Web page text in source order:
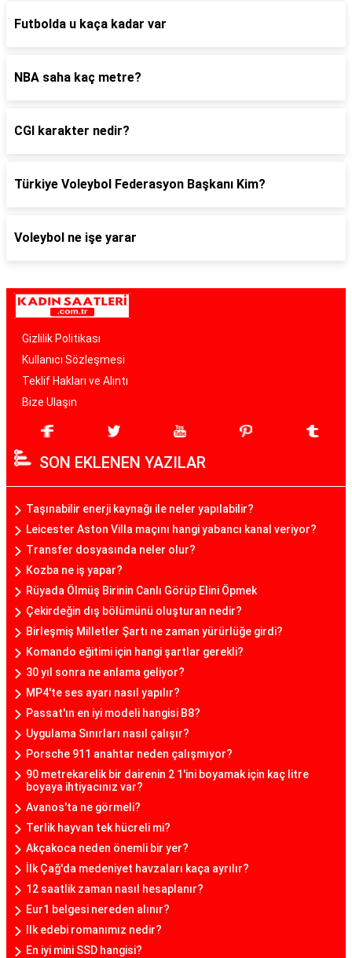
Futbolda u kaça kadar var
NBA saha kaç metre?
CGI karakter nedir?
Türkiye Voleybol Federasyon Başkanı Kim?
Voleybol ne işe yarar
Gizlilik Politikası
Kullanıcı Sözleşmesi
Teklif Hakları ve Alıntı
Bize Ulaşın
SON EKLENEN YAZILAR
Taşınabilir enerji kaynağı ile neler yapılabilir?
Leicester Aston Villa maçını hangi yabancı kanal veriyor?
Transfer dosyasında neler olur?
Kozba ne iş yapar?
Rüyada Ölmüş Birinin Canlı Görüp Elini Öpmek
Çekirdeğin dış bölümünü oluşturan nedir?
Birleşmiş Milletler Şartı ne zaman yürürlüğe girdi?
Komando eğitimi için hangi şartlar gerekli?
30 yıl sonra ne anlama geliyor?
MP4'te ses ayarı nasıl yapılır?
Passat'ın en iyi modeli hangisi B8?
Uygulama Sınırları nasıl çalışır?
Porsche 911 anahtar neden çalışmıyor?
90 metrekarelik bir dairenin 2 1'ini boyamak için kaç litre
boyaya ihtiyacınız var?
Avanos'ta ne görmeli?
Terlik hayvan tek hücreli mi?
Akçakoca neden önemli bir yer?
İlk Çağ'da medeniyet havzaları kaça ayrılır?
12 saatlik zaman nasıl hesaplanır?
Eur1 belgesi nereden alınır?
Ilk edebi romanımız nedir?
En iyi mini SSD hangisi?